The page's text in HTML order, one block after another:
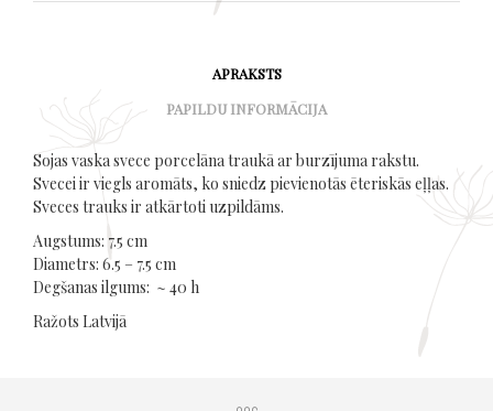
APRAKSTS
PAPILDU INFORMĀCIJA
Sojas vaska svece porcelāna traukā ar burzījuma rakstu.
Svecei ir viegls aromāts, ko sniedz pievienotās ēteriskās eļļas.
Sveces trauks ir atkārtoti uzpildāms.
Augstums: 7.5 cm
Diametrs: 6.5 – 7.5 cm
Degšanas ilgums: ~ 40 h
Ražots Latvijā